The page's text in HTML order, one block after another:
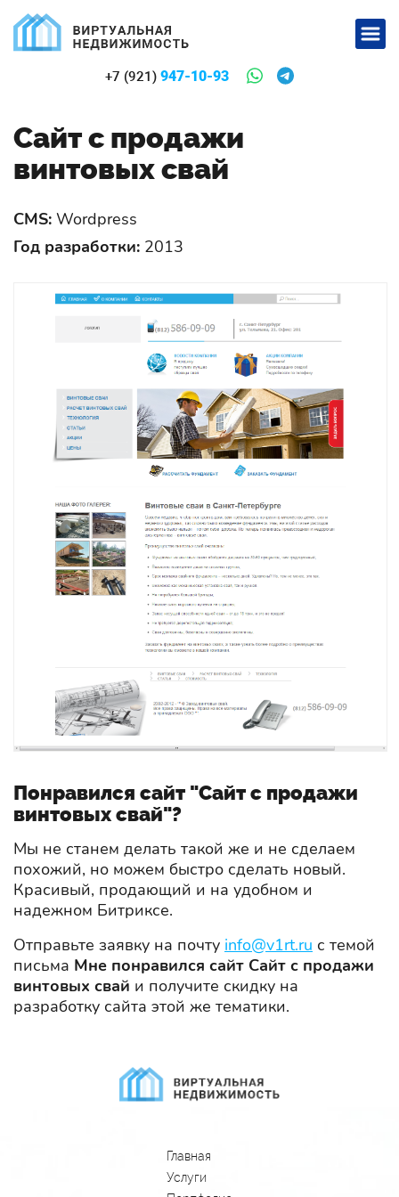
+7 (921) 947-10-93
Сайт с продажи
винтовых свай
CMS: Wordpress
Год разработки: 2013
Понравился сайт "Сайт с продажи
винтовых свай"?
Мы не станем делать такой же и не сделаем
похожий, но можем быстро сделать новый.
Красивый, продающий и на удобном и
надежном Битриксе.
Отправьте заявку на почту info@v1rt.ru с темой
письма Мне понравился сайт Сайт с продажи
винтовых свай и получите скидку на
разработку сайта этой же тематики.
Главная
Услуги